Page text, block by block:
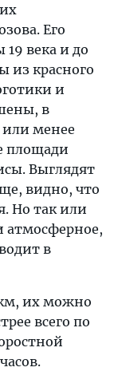
Его
19 века и до
из красного
и
в
или менее
площади
Выглядят
видно, что
Но так или
атмосферное,
в
их можно
всего по